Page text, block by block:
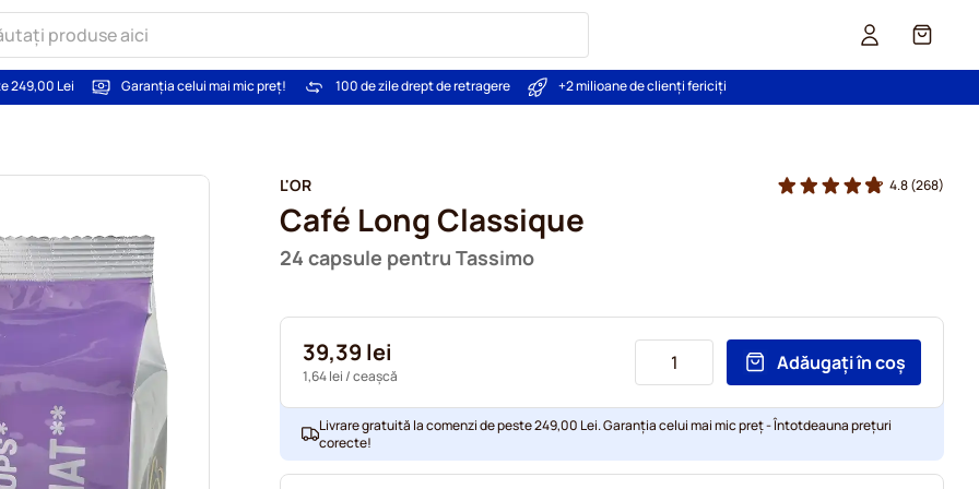
Coș
249,00 Lei Garanția celui mai mic preț! 100 de zile drept de retragere +2 milioane de clienți fericiți
L'OR
Café Long Classique
24 capsule pentru Tassimo
4.8(268)
39,39 lei
1,64 lei / ceașcă
Adăugați în coș
Livrare gratuită la comenzi de peste 249,00 Lei. Garanția celui mai mic preț - Întotdeauna prețuri
corecte!